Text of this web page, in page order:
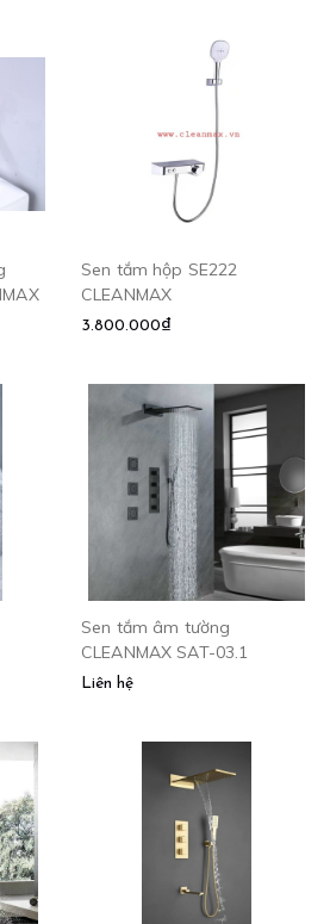
Sen tắm hộp SE222
CLEANMAX
3.800.000₫
Sen tắm âm tường
CLEANMAX SAT-03.1
Liên hệ